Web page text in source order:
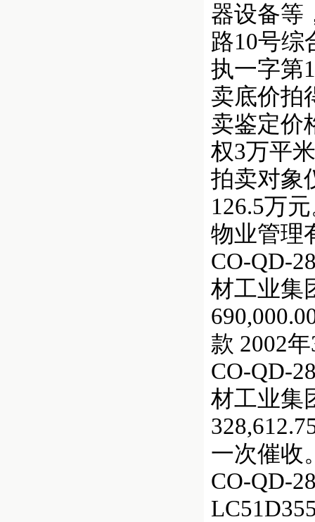
器设备等
路10号综
执一字第
卖底价拍
卖鉴定价
权3万平
拍卖对象
126.5万
物业管理
CO-QD-
材工业集
款 2002
CO-QD-
材工业集
一次催收
CO-QD-